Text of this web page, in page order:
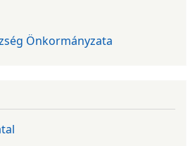
Önkormányzata